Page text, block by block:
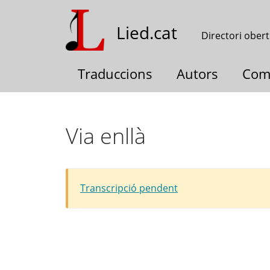
Lied.cat Directori
Traduccions Autors
Via enllà
Transcripció pendent